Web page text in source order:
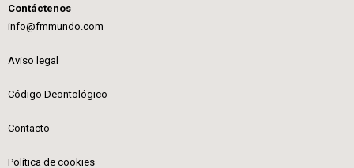
Contáctenos
info@fmmundo.com
Aviso legal
Código Deontológico
Contacto
Política de cookies